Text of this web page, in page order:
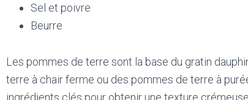
Sel et poivre
Beurre
Les pommes de terre sont la base du gratin
terre à chair ferme ou des pommes de terre à
ingrédients clés pour obtenir une texture